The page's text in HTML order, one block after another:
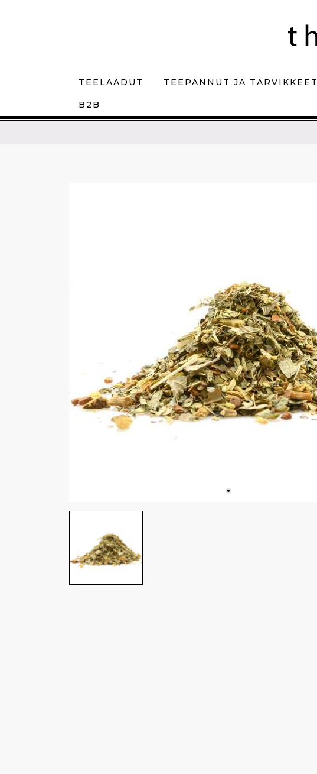
TEELAADUT TEEPANNUT JA TARVIKKEET
B2B